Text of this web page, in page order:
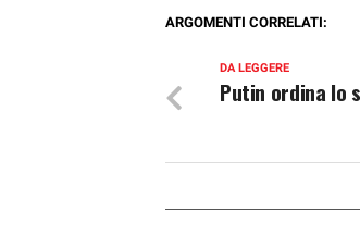
ARGOMENTI CORRELATI:
DA LEGGERE
Putin ordina lo